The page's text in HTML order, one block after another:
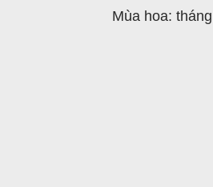
Mùa hoa: